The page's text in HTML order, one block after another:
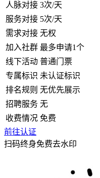
人脉对接 3次/天
服务对接 5次/天
需求对接 无权
加入社群 最多申请1个
线下活动 普通门票
专属标识 未认证标识
排名规则 无优先展示
招聘服务 无
收费情况 免费
前往认证
扫码终身免费去水印